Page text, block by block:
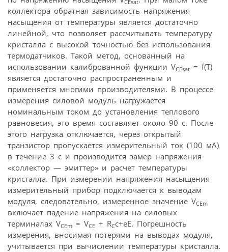
CEsat
коллектора обратная зависимость напряжения
насыщения от температуры является достаточно
линейной, что позволяет рассчитывать температуру
кристалла с высокой точностью без использования
термодатчиков. Такой метод, основанный на
использовании калиброванной функции VCEsat = f(T)
является достаточно распространенным и
применяется многими производителями. В процессе
измерения силовой модуль нагружается
номинальным током до установления теплового
равновесия, это время составляет около 90 с. После
этого нагрузка отключается, через открытый
транзистор пропускается измерительный ток (100 мА)
в течение 3 с и производится замер напряжения
«коллектор — эмиттер» и расчет температуры
кристалла. При измерении напряжения насыщения
измерительный прибор подключается к выводам
модуля, следовательно, измеренное значение VCEm
включает падение напряжения на силовых
терминалах VCEm = VCE + RCc+eE. Погрешность
измерения, вносимая потерями на выводах модуля,
учитывается при вычислении температуры кристалла.